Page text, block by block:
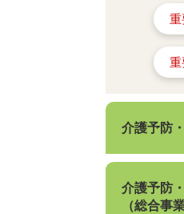
重
重
介護予防
介護予防
（総合事業